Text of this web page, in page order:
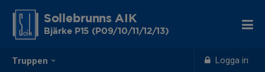
Truppen Logga in
Sollebrunns AIK
Bjärke P15 (P09/10/11/12/13)